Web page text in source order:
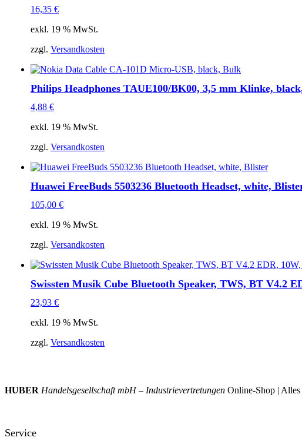
16,35 €
exkl. 19 % MwSt.
zzgl. Versandkosten
Philips Headphones TAUE100/BK00, 3,5 mm Klinke,
4,88 €
exkl. 19 % MwSt.
zzgl. Versandkosten
Huawei FreeBuds 5503236 Bluetooth Headset, white,
105,00 €
exkl. 19 % MwSt.
zzgl. Versandkosten
Swissten Musik Cube Bluetooth Speaker, TWS, BT V4.2
23,93 €
exkl. 19 % MwSt.
zzgl. Versandkosten
HUBER Handelsgesellschaft mbH – Industrievertretungen Online-Shop |
Service